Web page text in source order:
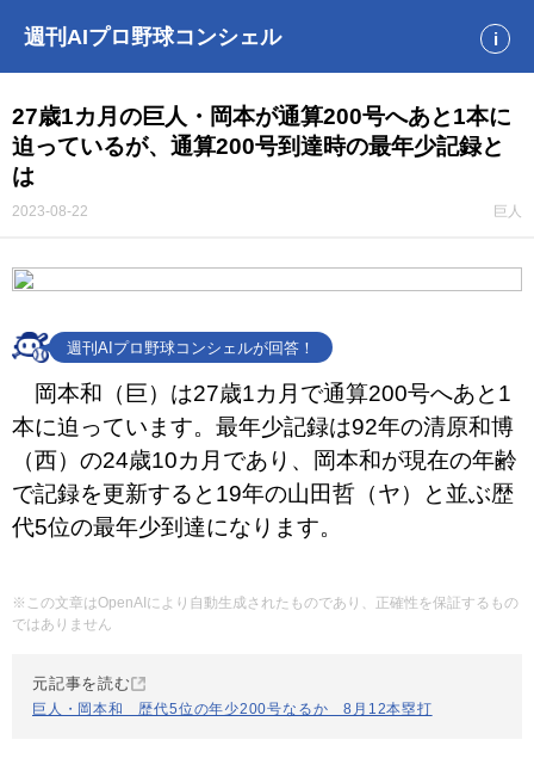
週刊AIプロ野球コンシェル i
27歳1カ月の巨人・岡本が通算200号へあと1本に
迫っているが、通算200号到達時の最年少記録と
は
2023-08-22 巨人
週刊AIプロ野球コンシェルが回答！
岡本和（巨）は27歳1カ月で通算200号へあと1
本に迫っています。最年少記録は92年の清原和博
（西）の24歳10カ月であり、岡本和が現在の年齢
で記録を更新すると19年の山田哲（ヤ）と並ぶ歴
代5位の最年少到達になります。
※この文章はOpenAIにより自動生成されたものであり、正確性を保証するもの
ではありません
元記事を読む
巨人・岡本和 歴代5位の年少200号なるか 8月12本塁打